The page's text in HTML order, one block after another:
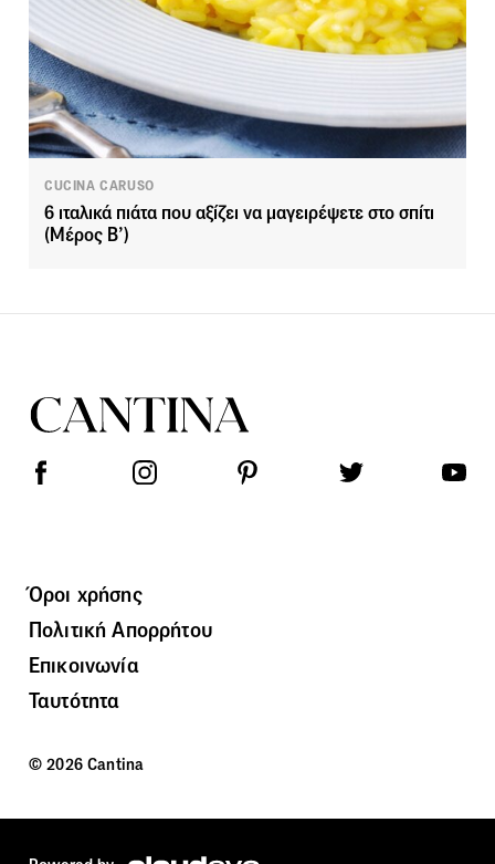
CUCINA CARUSO
6 ιταλικά πιάτα που αξίζει να μαγειρέψετε στο σπίτι
(Μέρος Β’)
Όροι χρήσης
Πολιτική Απορρήτου
Επικοινωνία
Ταυτότητα
© 2026 Cantina